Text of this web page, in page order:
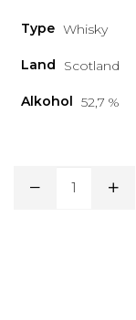
Type Whisky
Land Scotland
Alkohol 52,7 %